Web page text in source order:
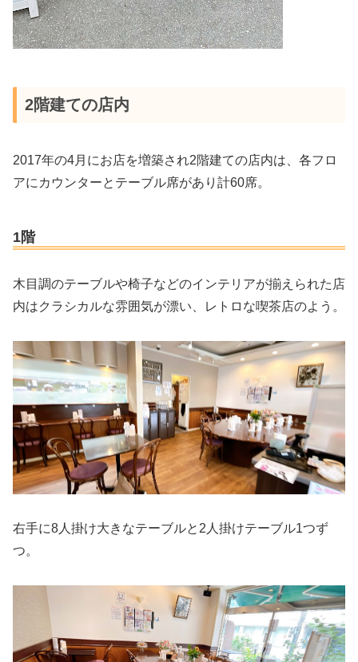
2階建ての店内
2017年の4月にお店を増築され2階建ての店内は、各フロ
アにカウンターとテーブル席があり計60席。
1階
木目調のテーブルや椅子などのインテリアが揃えられた店
内はクラシカルな雰囲気が漂い、レトロな喫茶店のよう。
右手に8人掛け大きなテーブルと2人掛けテーブル1つず
つ。